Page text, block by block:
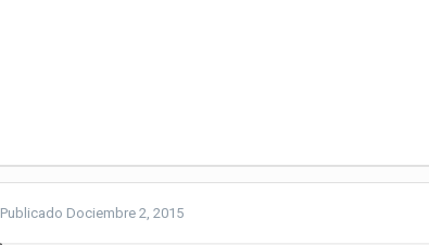
Publicado Dociembre 2, 2015